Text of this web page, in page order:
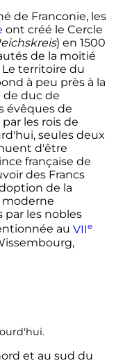
de Franconie, les
ont créé le Cercle
) en 1500
de la moitié
territoire du
à peu près à la
de duc de
évêques de
les rois de
seules deux
d'être
française de
des Francs
de la
moderne
par les nobles
au VIIe
et au sud du